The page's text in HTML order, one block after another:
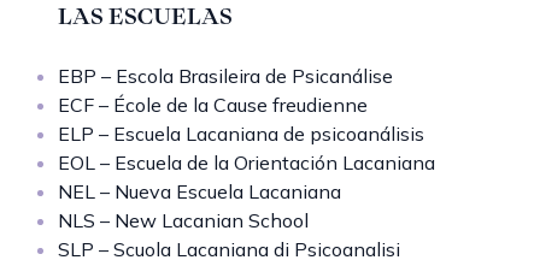
LAS ESCUELAS
EBP – Escola Brasileira de Psicanálise
ECF – École de la Cause freudienne
ELP – Escuela Lacaniana de psicoanálisis
EOL – Escuela de la Orientación Lacaniana
NEL – Nueva Escuela Lacaniana
NLS – New Lacanian School
SLP – Scuola Lacaniana di Psicoanalisi